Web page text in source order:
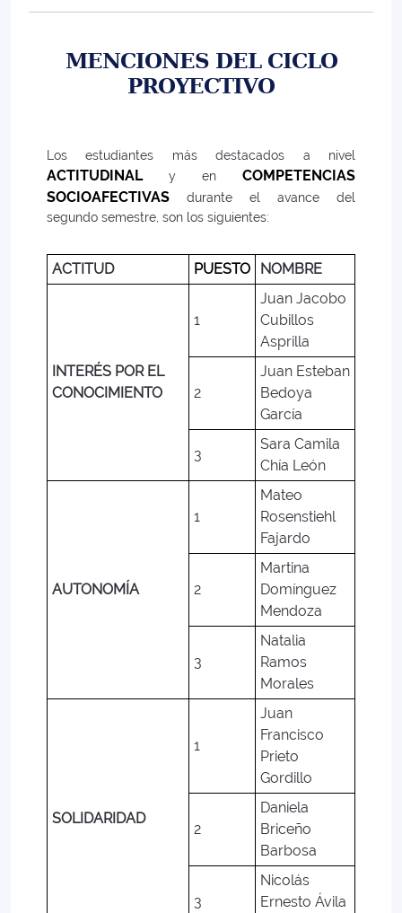
MENCIONES DEL CICLO
PROYECTIVO
Los estudiantes más destacados a nivel
ACTITUDINALy en COMPETENCIAS
SOCIOAFECTIVAS durante el avance del
segundo semestre, son los siguientes:
ACTITUD PUESTO NOMBRE
INTERÉS POR EL
CONOCIMIENTO
1
Juan Jacobo
Cubillos
Asprilla
2
Juan Esteban
Bedoya
García
3
Sara Camila
Chía León
AUTONOMÍA
1
Mateo
Rosenstiehl
Fajardo
2
Martina
Domínguez
Mendoza
3
Natalia
Ramos
Morales
SOLIDARIDAD
1
Juan
Francisco
Prieto
Gordillo
2
Daniela
Briceño
Barbosa
3
Nicolás
Ernesto Ávila